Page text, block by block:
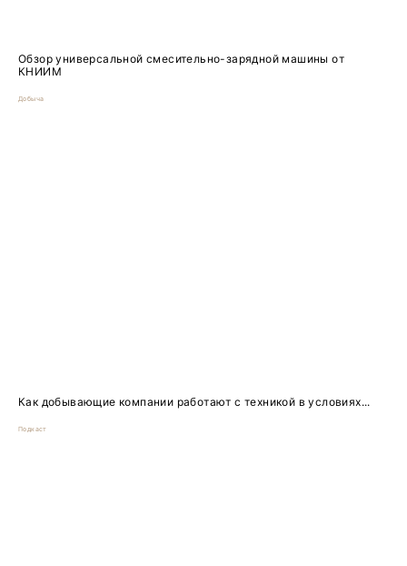
Обзор универсальной смесительно-зарядной машины от
КНИИМ
Добыча
Как добывающие компании работают с техникой в условиях...
Подкаст